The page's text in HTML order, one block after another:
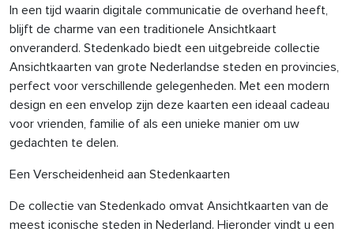
In een tijd waarin digitale communicatie de overhand heeft,
blijft de charme van een traditionele Ansichtkaart
onveranderd. Stedenkado biedt een uitgebreide collectie
Ansichtkaarten van grote Nederlandse steden en provincies,
perfect voor verschillende gelegenheden. Met een modern
design en een envelop zijn deze kaarten een ideaal cadeau
voor vrienden, familie of als een unieke manier om uw
gedachten te delen.
Een Verscheidenheid aan Stedenkaarten
De collectie van Stedenkado omvat Ansichtkaarten van de
meest iconische steden in Nederland. Hieronder vindt u een